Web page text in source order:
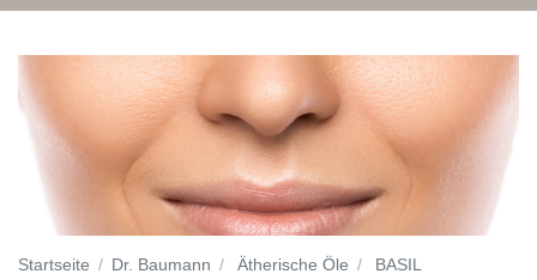
Startseite Dr. Baumann Ätherische Öle BASIL